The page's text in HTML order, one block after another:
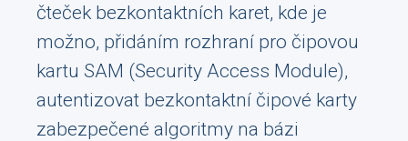
čteček bezkontaktních karet, kde je
možno, přidáním rozhraní pro čipovou
kartu SAM (Security Access Module),
autentizovat bezkontaktní čipové karty
zabezpečené algoritmy na bázi